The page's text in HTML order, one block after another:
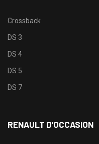
Crossback
DS 3
DS 4
DS 5
DS 7
RENAULT D’OCCASION